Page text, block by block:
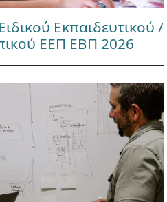
Εκπαιδευτικού /
ΕΕΠ ΕΒΠ 2026